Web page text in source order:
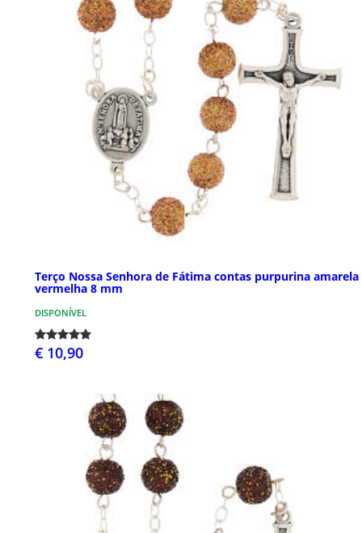
Terço Nossa Senhora de Fátima contas purpurina amarela
vermelha 8 mm
DISPONÍVEL
€ 10,90